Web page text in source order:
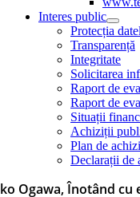
Interes public
Protecția
Transparență
Integritate
Solicitarea
Raport de
Raport de
Situații
Achiziții
Plan de
Declarații de
Ogawa, Înotând cu